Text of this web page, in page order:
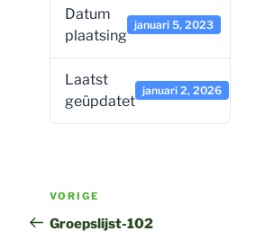
Datum
plaatsing
januari 5, 2023
Laatst
geüpdatet
januari 2, 2026
Bericht
navigatie
Vorig
bericht
VORIGE
Groepslijst-102